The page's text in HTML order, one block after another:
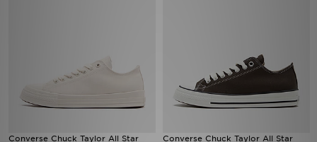
Converse Chuck Taylor All Star
Converse Chuck Taylor All Star